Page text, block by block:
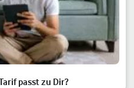
passt zu Dir?